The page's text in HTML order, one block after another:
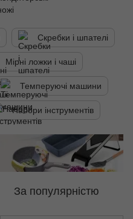
Скребки і шпателі
Мірні ложки і чаші
Темперуючі машини
Набори інструментів
За популярністю